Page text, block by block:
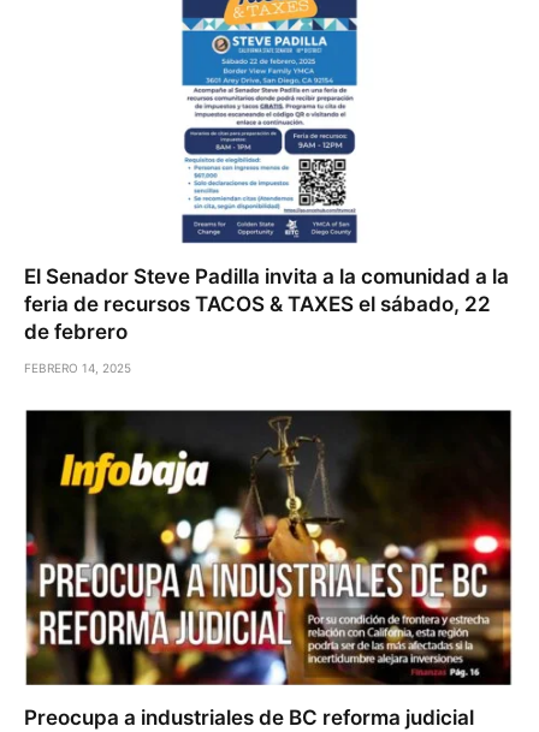
El Senador Steve Padilla invita a la comunidad a la
feria de recursos TACOS & TAXES el sábado, 22
de febrero
FEBRERO 14, 2025
Preocupa a industriales de BC reforma judicial